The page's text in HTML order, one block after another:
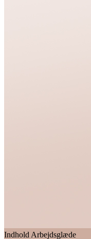
Indhold Arbejdsglæde